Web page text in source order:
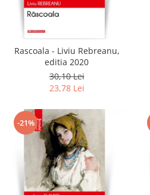
Rascoala - Liviu Rebreanu,
editia 2020
30,10 Lei
23,78 Lei
-21%